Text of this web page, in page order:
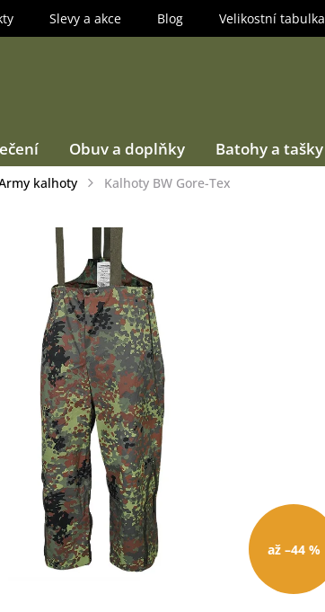
Slevy a akce Blog Velikostní tabulka
Obuv a doplňky Batohy a tašky
kalhoty Kalhoty BW Gore-Tex
až –44 %